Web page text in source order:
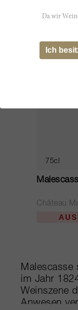
75cl
Château
Malescasse
im Jahr
Weinszene
Anwesen
Da wir
Ich